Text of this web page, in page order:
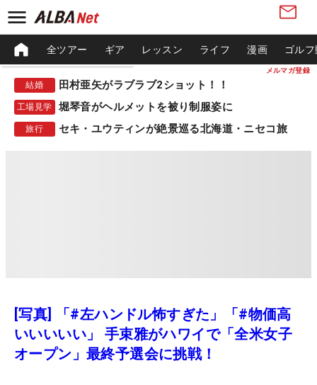
メルマガ登録
全ツアー ギア レッスン ライフ 漫画 ゴル
結婚 田村亜矢がラブラブ2ショット！！
工場見学 堀琴音がヘルメットを被り制服姿に
旅行 セキ・ユウティンが絶景巡る北海道・ニセコ旅
[写真] 「#左ハンドル怖すぎた」「#物価高
いいいいい」 手束雅がハワイで「全米女子
オープン」最終予選会に挑戦！